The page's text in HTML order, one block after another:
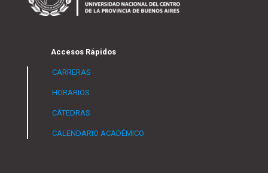
Accesos Rápidos
CARRERAS
HORARIOS
CÁTEDRAS
CALENDARIO ACADÉMICO